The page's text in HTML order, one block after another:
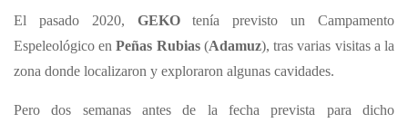
El pasado 2020, GEKOtenía previsto un Campamento
Espeleológico enPeñas Rubias(Adamuz), tras varias visitas a la
zona donde localizaron y exploraron algunas cavidades.
Pero dos semanas antes de la fecha prevista para dicho